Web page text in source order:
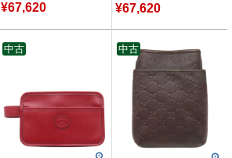
¥67,620 ¥67,620
中古 中古